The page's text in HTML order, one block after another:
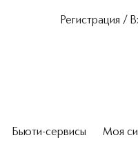
Регистрация /
Бьюти-сервисы Моя